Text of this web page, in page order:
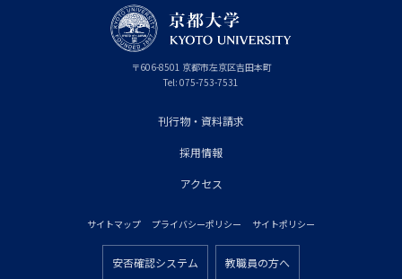
〒606-8501 京
都
府
京都市左京区吉田本町
Tel: 075-753-7531
刊行物・資料請求
採用情報
アクセス
サイトマップ プライバシーポリシー サイトポリシー
安否確認システム 教職員の方へ